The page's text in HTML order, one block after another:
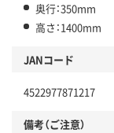
奥行：350mm
高さ：1400mm
JANコード
4522977871217
備考（ご注意）